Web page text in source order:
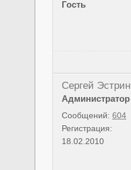
Гость
Сергей Эстрин
Администратор
Сообщений: 604
Регистрация:
18.02.2010